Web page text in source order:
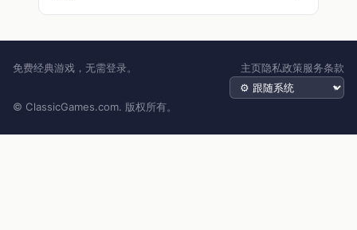
免费经典游戏，无需登录。 主页隐私政策服务条款
主题
© ClassicGames.com. 版权所有。